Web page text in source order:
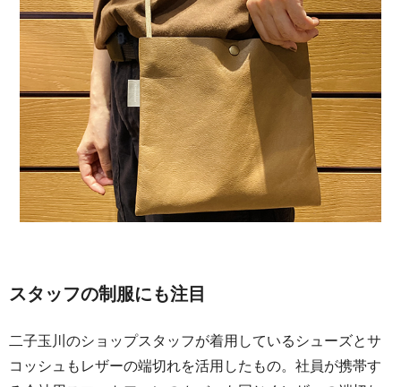
スタッフの制服にも注目
二子玉川のショップスタッフが着用しているシューズとサ
コッシュもレザーの端切れを活用したもの。社員が携帯す